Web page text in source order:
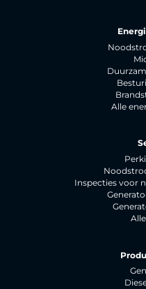
Alle
Inspecties voor